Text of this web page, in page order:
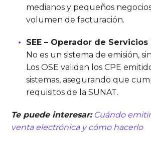
medianos y pequeños
volumen de facturación.
SEE – Operador de
No es un sistema de emisión,
Los OSE validan los CPE
sistemas, asegurando que
requisitos de la SUNAT.
Te puede interesar: Cuándo
venta electrónica y cómo hacerlo